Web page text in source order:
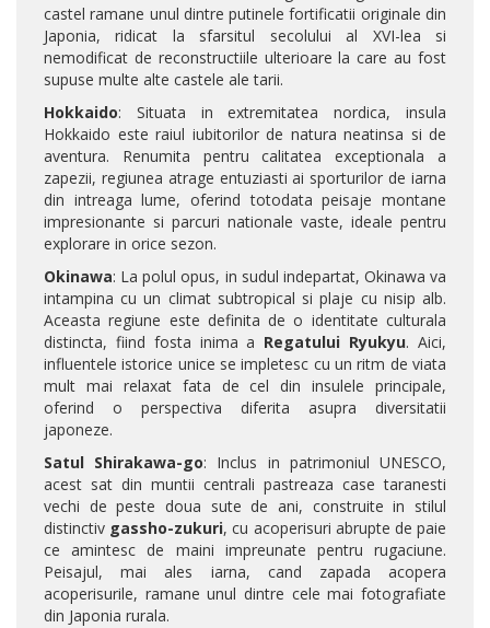
castel ramane unul dintre putinele fortificatii originale din
Japonia, ridicat la sfarsitul secolului al XVI-lea si
nemodificat de reconstructiile ulterioare la care au fost
supuse multe alte castele ale tarii.
Hokkaido: Situata in extremitatea nordica, insula
Hokkaido este raiul iubitorilor de natura neatinsa si de
aventura. Renumita pentru calitatea exceptionala a
zapezii, regiunea atrage entuziasti ai sporturilor de iarna
din intreaga lume, oferind totodata peisaje montane
impresionante si parcuri nationale vaste, ideale pentru
explorare in orice sezon.
Okinawa: La polul opus, in sudul indepartat, Okinawa va
intampina cu un climat subtropical si plaje cu nisip alb.
Aceasta regiune este definita de o identitate culturala
distincta, fiind fosta inima a Regatului Ryukyu. Aici,
influentele istorice unice se impletesc cu un ritm de viata
mult mai relaxat fata de cel din insulele principale,
oferind o perspectiva diferita asupra diversitatii
japoneze.
Satul Shirakawa-go: Inclus in patrimoniul UNESCO,
acest sat din muntii centrali pastreaza case taranesti
vechi de peste doua sute de ani, construite in stilul
distinctiv gassho-zukuri, cu acoperisuri abrupte de paie
ce amintesc de maini impreunate pentru rugaciune.
Peisajul, mai ales iarna, cand zapada acopera
acoperisurile, ramane unul dintre cele mai fotografiate
din Japonia rurala.